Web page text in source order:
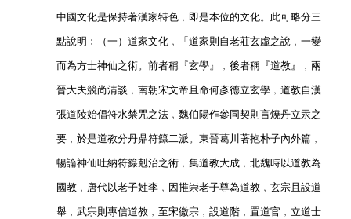
        中國文化是保持著漢家特色﹐即是本位的文化。此可略分三
        點說明﹕（一）道家文化﹐「道家則自老莊玄虛之說﹐一變
        而為方士神仙之術。前者稱『玄學』﹐後者稱『道教』﹐兩
        晉大夫競尚清談﹐南朝宋文帝且命何彥德立玄學﹐道教自漢
        張道陵始倡符水禁咒之法﹐魏伯陽作參同契則言燒丹立汞之
        要﹐於是道教分丹鼎符籙二派。東晉葛川著抱朴子內外篇﹐
        暢論神仙吐納符籙剋治之術﹐集道教大成﹐北魏時以道教為
        國教﹐唐代以老子姓李﹐因推崇老子尊為道教﹐玄宗且設道
        舉﹐武宗則專信道教﹐至宋徽宗﹐設道階﹐置道官﹐立道士